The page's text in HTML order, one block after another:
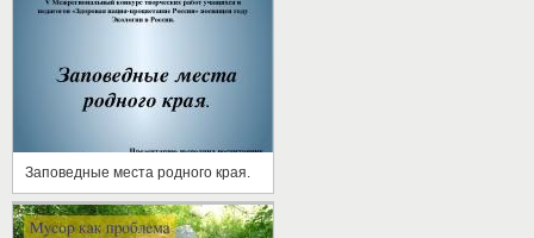
Заповедные места родного края.